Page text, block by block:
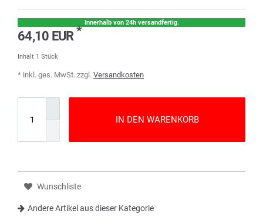
Innerhalb von 24h versandfertig.
64,10 EUR*
Inhalt 1 Stück
* inkl. ges. MwSt. zzgl. Versandkosten
IN DEN WARENKORB
Wunschliste
Andere Artikel aus dieser Kategorie